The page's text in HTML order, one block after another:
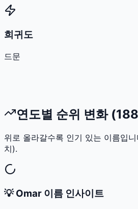
희귀도
드문
연도별 순위 변화
위로 올라갈수록 인기 있는 이름입
치).
💡Omar 이름 인사이트